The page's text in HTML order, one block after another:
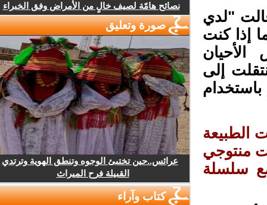
"لدي
إذا كنت
إلى
عام 2019، أطلقت منتوجي
سلسلة
نصائح هامّة لصيف خالٍ من الأمراض وفق الخبراء
صورة وتعليق
عرائس..حين تختبئ الوجوه وتنطق الهوية وترتدي
القبيلة فرح الميراث
كتاب وآراء